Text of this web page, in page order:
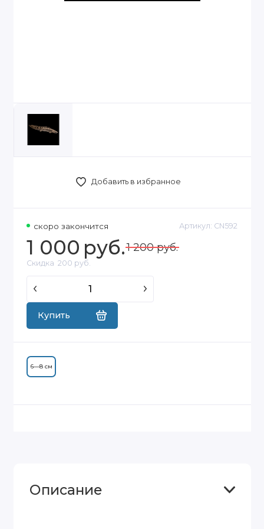
Добавить в избранное
скоро закончится Артикул: CN592
1 000 руб.1 200 руб.
Скидка 200 руб.
Купить
6—8 см
Описание